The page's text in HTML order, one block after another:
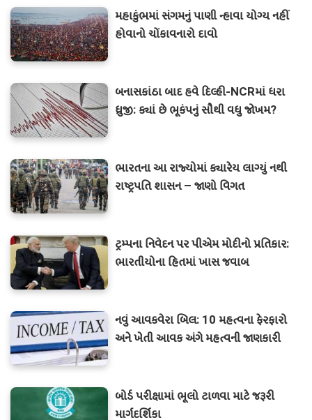
મહાકુંભમાં સંગમનું પાણી ન્હાવા યોગ્ય નહીં
હોવાનો ચોંકાવનારો દાવો
બનાસકાંઠા બાદ હવે દિલ્હી-NCRમાં ધરા
ધ્રુજી: ક્યાં છે ભૂકંપનું સૌથી વધુ જોખમ?
ભારતના આ રાજ્યોમાં ક્યારેય લાગ્યું નથી
રાષ્ટ્રપતિ શાસન – જાણો વિગત
ટ્રમ્પના નિવેદન પર પીએમ મોદીનો પ્રતિકાર:
ભારતીયોના હિતમાં ખાસ જવાબ
નવું આવકવેરા બિલ: 10 મહત્વના ફેરફારો
અને ખેતી આવક અંગે મહત્વની જાણકારી
બોર્ડ પરીક્ષામાં ભૂલો ટાળવા માટે જરૂરી
માર્ગદર્શિકા